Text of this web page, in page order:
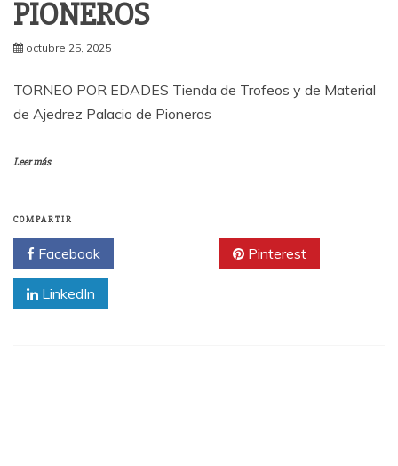
PIONEROS
octubre 25, 2025
TORNEO POR EDADES Tienda de Trofeos y de Material
de Ajedrez Palacio de Pioneros
Leer más
COMPARTIR
Facebook Pinterest
LinkedIn